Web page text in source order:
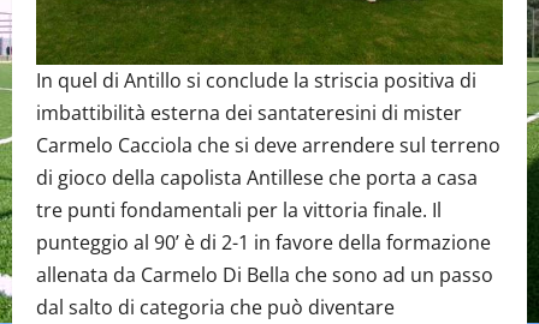
In quel di Antillo si conclude la striscia positiva di
imbattibilità esterna dei santateresini di mister
Carmelo Cacciola che si deve arrendere sul terreno
di gioco della capolista Antillese che porta a casa
tre punti fondamentali per la vittoria finale. Il
punteggio al 90’ è di 2-1 in favore della formazione
allenata da Carmelo Di Bella che sono ad un passo
dal salto di categoria che può diventare